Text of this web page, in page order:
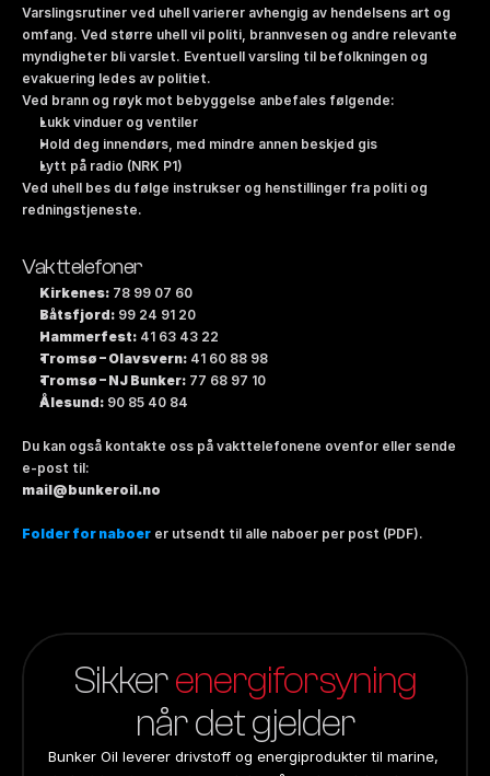
Varslingsrutiner ved uhell varierer avhengig av hendelsens art og
omfang. Ved større uhell vil politi, brannvesen og andre relevante
myndigheter bli varslet. Eventuell varsling til befolkningen og
evakuering ledes av politiet.
Ved brann og røyk mot bebyggelse anbefales følgende:
Lukk vinduer og ventiler
Hold deg innendørs, med mindre annen beskjed gis
Lytt på radio (NRK P1)
Ved uhell bes du følge instrukser og henstillinger fra politi og
redningstjeneste.
Vakttelefoner
Kirkenes: 78 99 07 60
Båtsfjord: 99 24 91 20
Hammerfest: 41 63 43 22
Tromsø – Olavsvern: 41 60 88 98
Tromsø – NJ Bunker: 77 68 97 10
Ålesund: 90 85 40 84
Du kan også kontakte oss på vakttelefonene ovenfor eller sende
e-post til:
mail@bunkeroil.no
Folder for naboer er utsendt til alle naboer per post (PDF).
Sikker energiforsyning
når det gjelder
Bunker Oil leverer drivstoff og energiprodukter til marine,